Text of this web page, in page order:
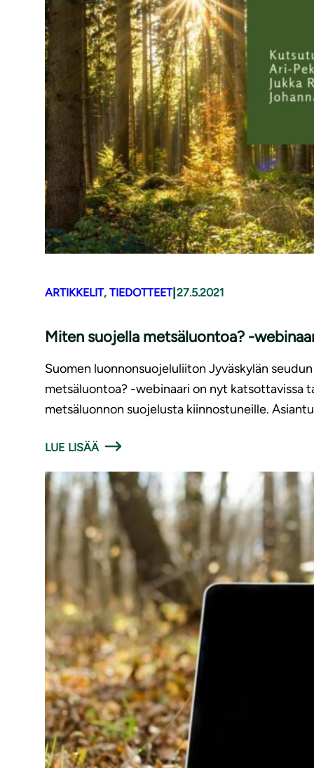
ARTIKKELIT, TIEDOTTEET|27.5.2021
Miten suojella metsäluontoa? -
Suomen luonnonsuojeluliiton Jyväskylän
metsäluontoa? -webinaari on nyt katsottavissa
metsäluonnon suojelusta kiinnostuneille.
LUE LISÄÄ